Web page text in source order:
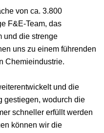
von ca. 3.800
F&E-Team, das
und die strenge
uns zu einem führenden
Chemieindustrie.
und die
gestiegen, wodurch die
schneller erfüllt werden
können wir die